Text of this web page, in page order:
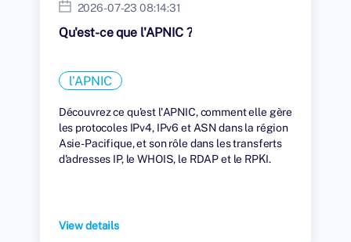
2026-07-23 08:14:31
Qu'est-ce que l'APNIC ?
l'APNIC
Découvrez ce qu'est l'APNIC, comment elle gère
les protocoles IPv4, IPv6 et ASN dans la région
Asie-Pacifique, et son rôle dans les transferts
d'adresses IP, le WHOIS, le RDAP et le RPKI.
View details